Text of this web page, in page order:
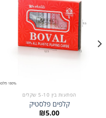
הפתעות בין 5-10 שקלים
קלפים פלסטיק
₪5.00